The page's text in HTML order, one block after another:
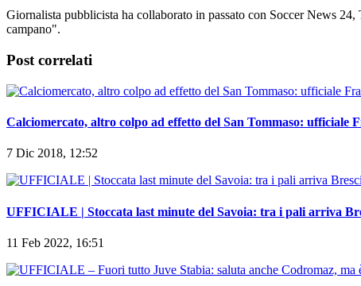
Giornalista pubblicista ha collaborato in passato con Soccer News
campano".
Post correlati
Calciomercato, altro colpo ad effetto del San Tommaso: ufficiale
7 Dic 2018, 12:52
UFFICIALE | Stoccata last minute del Savoia: tra i pali arriva
11 Feb 2022, 16:51